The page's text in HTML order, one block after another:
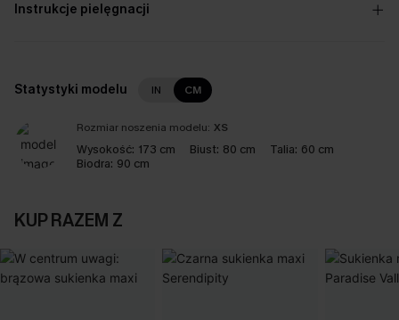
Instrukcje pielęgnacji
Statystyki modelu IN CM
Rozmiar noszenia modelu: XS
Wysokość: 173 cm Biust: 80 cm Talia: 60 cm
Biodra: 90 cm
KUP RAZEM Z